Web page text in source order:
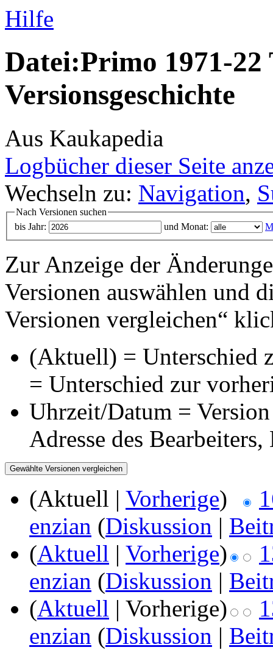
Hilfe
Datei:Primo 1971-
Versionsgeschichte
Aus Kaukapedia
Logbücher dieser Seite
Wechseln zu: Navigation,
Nach Versionen suchen
bis Jahr:
und Monat:
Zur Anzeige der
Versionen auswählen und
Versionen vergleichen“
(Aktuell) = Unterschied
= Unterschied zur
Uhrzeit/Datum =
Adresse des
(Aktuell | Vorherige)
enzian (Diskussion |
(Aktuell | Vorherige)
enzian (Diskussion |
(Aktuell | Vorherige)
enzian (Diskussion |